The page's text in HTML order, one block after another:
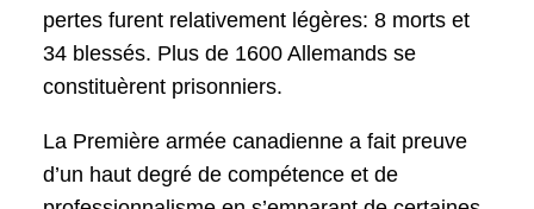
pertes furent relativement légères: 8 morts et
34 blessés. Plus de 1600 Allemands se
constituèrent prisonniers.
La Première armée canadienne a fait preuve
d’un haut degré de compétence et de